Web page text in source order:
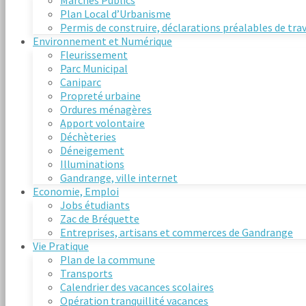
Plan Local d’Urbanisme
Permis de construire, déclarations préalables de
Environnement et Numérique
Fleurissement
Parc Municipal
Caniparc
Propreté urbaine
Ordures ménagères
Apport volontaire
Déchèteries
Déneigement
Illuminations
Gandrange, ville internet
Economie, Emploi
Jobs étudiants
Zac de Bréquette
Entreprises, artisans et commerces de Gandrange
Vie Pratique
Plan de la commune
Transports
Calendrier des vacances scolaires
Opération tranquillité vacances